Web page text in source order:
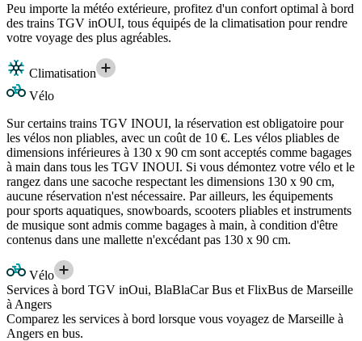
Peu importe la météo extérieure, profitez d'un confort optimal à bord
des trains TGV inOUI, tous équipés de la climatisation pour rendre
votre voyage des plus agréables.
Climatisation
Vélo
Sur certains trains TGV INOUI, la réservation est obligatoire pour
les vélos non pliables, avec un coût de 10 €. Les vélos pliables de
dimensions inférieures à 130 x 90 cm sont acceptés comme bagages
à main dans tous les TGV INOUI. Si vous démontez votre vélo et le
rangez dans une sacoche respectant les dimensions 130 x 90 cm,
aucune réservation n'est nécessaire. Par ailleurs, les équipements
pour sports aquatiques, snowboards, scooters pliables et instruments
de musique sont admis comme bagages à main, à condition d'être
contenus dans une mallette n'excédant pas 130 x 90 cm.
Vélo
Services à bord TGV inOui, BlaBlaCar Bus et FlixBus de Marseille
à Angers
Comparez les services à bord lorsque vous voyagez de Marseille à
Angers en bus.